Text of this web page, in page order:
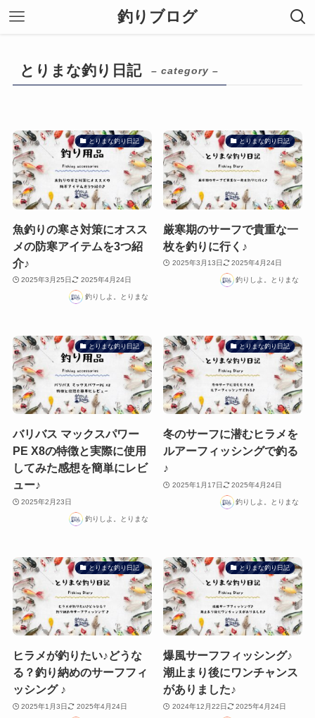
釣りブログ
とりまな釣り日記 – category –
とりまな釣り日記
魚釣りの寒さ対策にオスス
メの防寒アイテムを3つ紹
介♪
2025年3月25日 2025年4月24日
釣りしよ。とりまな
とりまな釣り日記
厳寒期のサーフで貴重な一
枚を釣りに行く♪
2025年3月13日 2025年4月24日
釣りしよ。とりまな
とりまな釣り日記
バリバス マックスパワー
PE X8の特徴と実際に使用
してみた感想を簡単にレビ
ュー♪
2025年2月23日
釣りしよ。とりまな
とりまな釣り日記
冬のサーフに潜むヒラメを
ルアーフィッシングで釣る
♪
2025年1月17日 2025年4月24日
釣りしよ。とりまな
とりまな釣り日記
ヒラメが釣りたい♪どうな
る？釣り納めのサーフフィ
ッシング ♪
2025年1月3日 2025年4月24日
とりまな釣り日記
爆風サーフフィッシング♪
潮止まり後にワンチャンス
がありました♪
2024年12月22日 2025年4月24日